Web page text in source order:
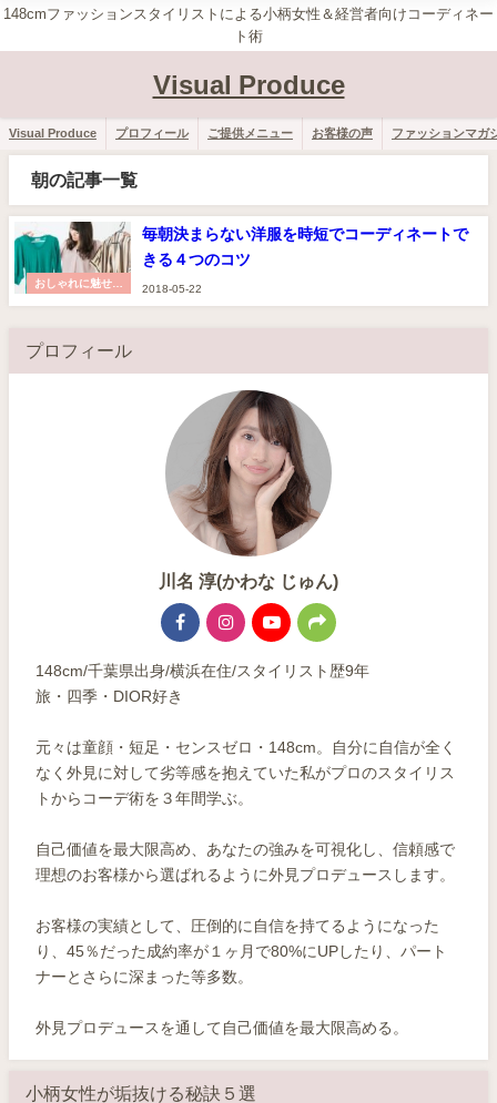
148cmファッションスタイリストによる小柄女性＆経営者向けコーディネー
ト術
Visual Produce
Visual Produce プロフィール ご提供メニュー お客様の声 ファッションマガ
朝の記事一覧
おしゃれに魅せる
毎朝決まらない洋服を時短でコーディネートで
きる４つのコツ
2018-05-22
プロフィール
川名 淳(かわな じゅん)
148cm/千葉県出身/横浜在住/スタイリスト歴9年
旅・四季・DIOR好き
元々は童顔・短足・センスゼロ・148cm。自分に自信が全く
なく外見に対して劣等感を抱えていた私がプロのスタイリス
トからコーデ術を３年間学ぶ。
自己価値を最大限高め、あなたの強みを可視化し、信頼感で
理想のお客様から選ばれるように外見プロデュースします。
お客様の実績として、圧倒的に自信を持てるようになった
り、45％だった成約率が１ヶ月で80%にUPしたり、パート
ナーとさらに深まった等多数。
外見プロデュースを通して自己価値を最大限高める。
小柄女性が垢抜ける秘訣５選